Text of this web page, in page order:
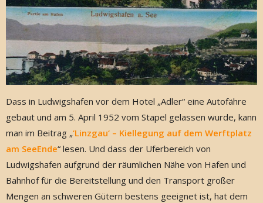
Dass in Ludwigshafen vor dem Hotel „Adler“ eine Autofähre
gebaut und am 5. April 1952 vom Stapel gelassen wurde, kann
man im Beitrag „‘Linzgau‘ – Kiellegung auf dem Werftplatz
am SeeEnde“ lesen. Und dass der Uferbereich von
Ludwigshafen aufgrund der räumlichen Nähe von Hafen und
Bahnhof für die Bereitstellung und den Transport großer
Mengen an schweren Gütern bestens geeignet ist, hat dem